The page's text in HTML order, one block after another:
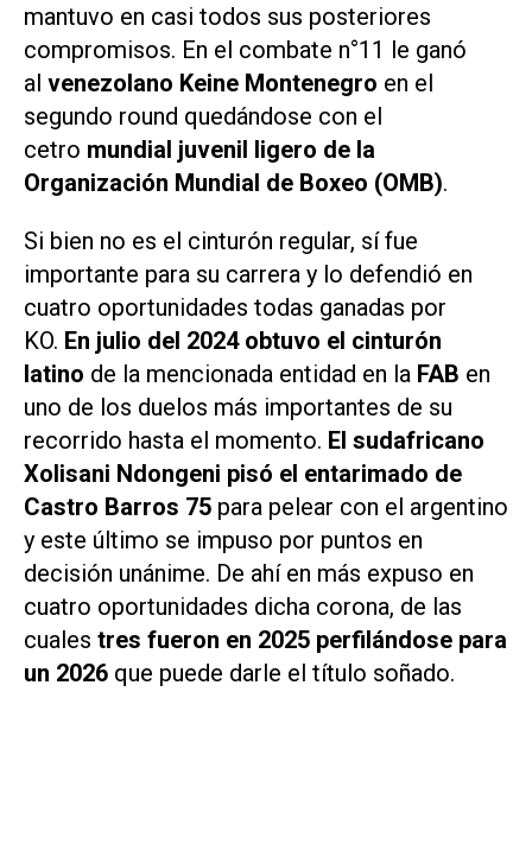
mantuvo en casi todos sus posteriores
compromisos. En el combate n°11 le ganó
al venezolano Keine Montenegro en el
segundo round quedándose con el
cetro mundial juvenil ligero de la
Organización Mundial de Boxeo (OMB).
Si bien no es el cinturón regular, sí fue
importante para su carrera y lo defendió en
cuatro oportunidades todas ganadas por
KO. En julio del 2024 obtuvo el cinturón
latino de la mencionada entidad en la FAB en
uno de los duelos más importantes de su
recorrido hasta el momento. El sudafricano
Xolisani Ndongeni pisó el entarimado de
Castro Barros 75 para pelear con el argentino
y este último se impuso por puntos en
decisión unánime. De ahí en más expuso en
cuatro oportunidades dicha corona, de las
cuales tres fueron en 2025 perfilándose para
un 2026 que puede darle el título soñado.